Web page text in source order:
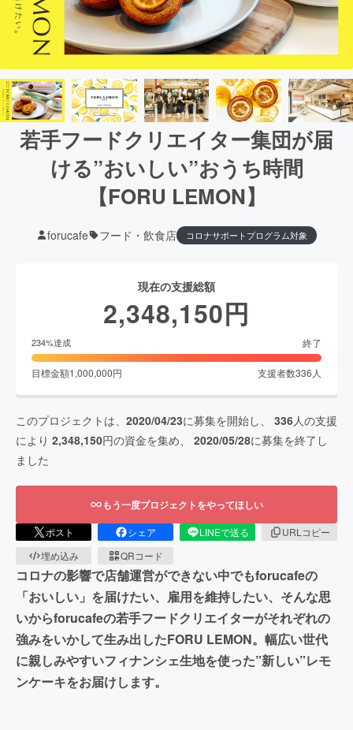
若手フードクリエイター集団が届
ける”おいしい”おうち時間
【FORU LEMON】
forucafe フード・飲食店 コロナサポートプログラム対象
現在の支援総額
2,348,150円
234%達成 終了
目標金額1,000,000円 支援者数336 人
このプロジェクトは、 2020/04/23に募集を開始し、 336人の支援
により 2,348,150円の資金を集め、 2020/05/28に募集を終了し
ました
もう一度プロジェクトをやってほしい
ポスト シェア LINEで送る
URLコピー
埋め込み
QRコード
コロナの影響で店舗運営ができない中でもforucafeの
「おいしい」を届けたい、雇用を維持したい、そんな思
いからforucafeの若手フードクリエイターがそれぞれの
強みをいかして生み出したFORU LEMON。幅広い世代
に親しみやすいフィナンシェ生地を使った”新しい”レモ
ンケーキをお届けします。